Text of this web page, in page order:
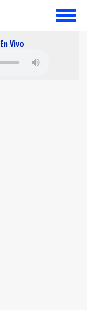
toggle
En Vivo